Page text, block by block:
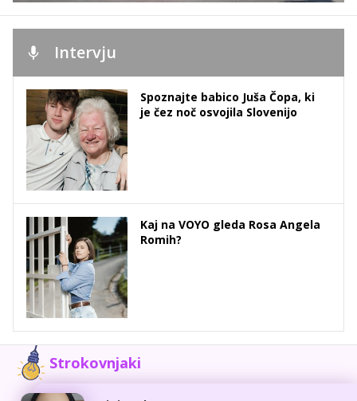
Intervju
Spoznajte babico Juša Čopa, ki
je čez noč osvojila Slovenijo
Kaj na VOYO gleda Rosa Angela
Romih?
Strokovnjaki